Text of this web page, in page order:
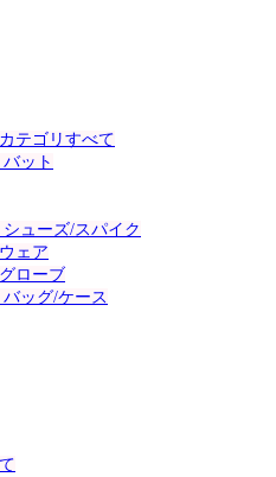
テゴリすべて
ット
ューズ/スパイク
ェア
ローブ
ッグ/ケース